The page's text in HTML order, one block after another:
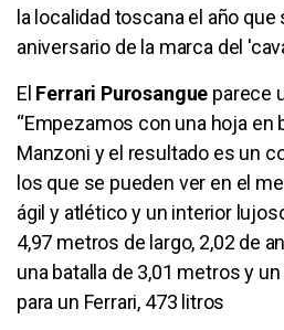
la localidad toscana el año que
aniversario de la marca del
El Ferrari Purosangue parece
“Empezamos con una hoja en
Manzoni y el resultado es un
los que se pueden ver en el
ágil y atlético y un interior
4,97 metros de largo, 2,02 de
una batalla de 3,01 metros y
para un Ferrari, 473 litros